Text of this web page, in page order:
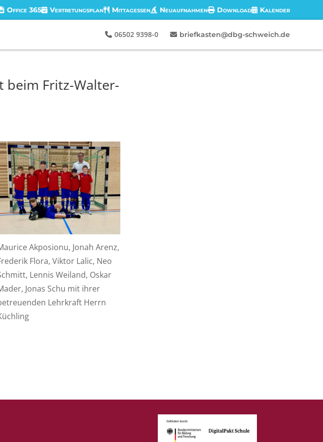
Office 365 Vertretungsplan Mittagessen Neuaufnahmen Download Kalender
06502 9398-0 briefkasten@dbg-schweich.de
beim Fritz-Walter-
Akposionu, Jonah Arenz,
Flora, Viktor Lalic, Neo
Lennis Weiland, Oskar
Jonas Schu mit ihrer
Lehrkraft Herrn